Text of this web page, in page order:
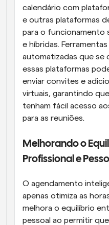
calendário com
e outras plataformas
para o funcionamento
e híbridas.
automatizadas que se
essas plataformas
enviar convites e
virtuais, garantindo
tenham fácil acesso
para as reuniões.
Melhorando o
Profissional e
O agendamento
apenas otimiza as
melhora o equilíbrio
pessoal ao permitir